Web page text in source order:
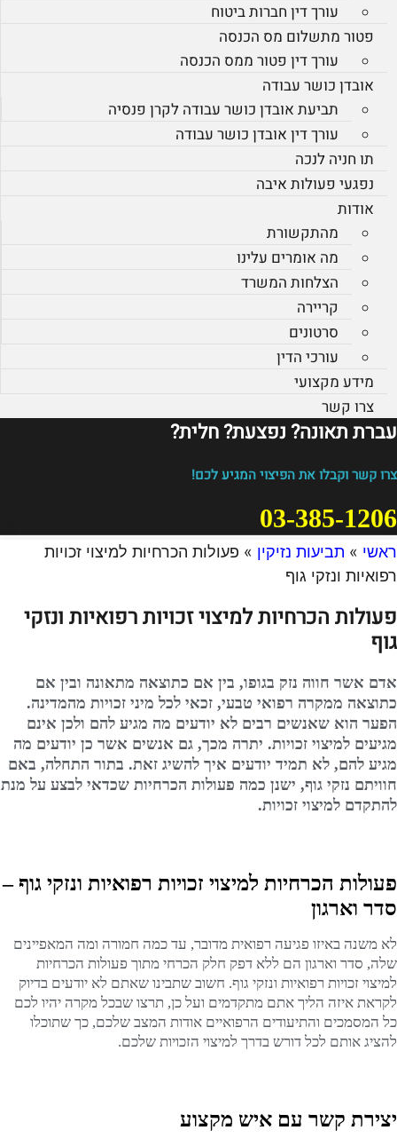
עורך דין חברות ביטוח
פטור מתשלום מס הכנסה
עורך דין פטור ממס הכנסה
אובדן כושר עבודה
תביעת אובדן כושר עבודה לקרן פנסיה
עורך דין אובדן כושר עבודה
תו חניה לנכה
נפגעי פעולות איבה
אודות
מהתקשורת
מה אומרים עלינו
הצלחות המשרד
קריירה
סרטונים
עורכי הדין
מידע מקצועי
צרו קשר
עברת תאונה? נפצעת? חלית?​
צרו קשר וקבלו את הפיצוי המגיע לכם!
03-385-1206
ראשי » תביעות נזיקין » פעולות הכרחיות למיצוי זכויות
רפואיות ונזקי גוף
פעולות הכרחיות למיצוי זכויות רפואיות ונזקי
גוף
אדם אשר חווה נזק בגופו, בין אם כתוצאה מתאונה ובין אם
כתוצאה ממקרה רפואי טבעי, זכאי לכל מיני זכויות מהמדינה.
הפער הוא שאנשים רבים לא יודעים מה מגיע להם ולכן אינם
מגיעים למיצוי זכויות. יתרה מכך, גם אנשים אשר כן יודעים מה
מגיע להם, לא תמיד יודעים איך להשיג זאת. בתור התחלה, באם
חוויתם נזקי גוף, ישנן כמה פעולות הכרחיות שכדאי לבצע על מנת
להתקדם למיצוי זכויות.
פעולות הכרחיות למיצוי זכויות רפואיות ונזקי גוף –
סדר וארגון
לא משנה באיזו פגיעה רפואית מדובר, עד כמה חמורה ומה המאפיינים
שלה, סדר וארגון הם ללא דפק חלק הכרחי מתוך פעולות הכרחיות
למיצוי זכויות רפואיות ונזקי גוף. חשוב שתבינו שאתם לא יודעים בדיוק
לקראת איזה הליך אתם מתקדמים ועל כן, תרצו שבכל מקרה יהיו לכם
כל המסמכים והתיעודים הרפואיים אודות המצב שלכם, כך שתוכלו
להציג אותם לכל דורש בדרך למיצוי הזכויות שלכם.
יצירת קשר עם איש מקצוע